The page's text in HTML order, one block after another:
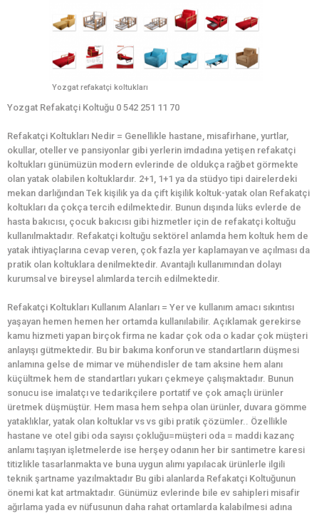
Yozgat refakatçi koltukları
Yozgat Refakatçi Koltuğu 0 542 251 11 70
Refakatçi Koltukları Nedir = Genellikle hastane, misafirhane, yurtlar,
okullar, oteller ve pansiyonlar gibi yerlerin imdadına yetişen refakatçi
koltukları günümüzün modern evlerinde de oldukça rağbet görmekte
olan yatak olabilen koltuklardır. 2+1, 1+1 ya da stüdyo tipi dairelerdeki
mekan darlığından Tek kişilik ya da çift kişilik koltuk-yatak olan Refakatçi
koltukları da çokça tercih edilmektedir. Bunun dışında lüks evlerde de
hasta bakıcısı, çocuk bakıcısı gibi hizmetler için de refakatçi koltuğu
kullanılmaktadır. Refakatçi koltuğu sektörel anlamda hem koltuk hem de
yatak ihtiyaçlarına cevap veren, çok fazla yer kaplamayan ve açılması da
pratik olan koltuklara denilmektedir. Avantajlı kullanımından dolayı
kurumsal ve bireysel alımlarda tercih edilmektedir.
Refakatçi Koltukları Kullanım Alanları = Yer ve kullanım amacı sıkıntısı
yaşayan hemen hemen her ortamda kullanılabilir. Açıklamak gerekirse
kamu hizmeti yapan birçok firma ne kadar çok oda o kadar çok müşteri
anlayışı gütmektedir. Bu bir bakıma konforun ve standartların düşmesi
anlamına gelse de mimar ve mühendisler de tam aksine hem alanı
küçültmek hem de standartları yukarı çekmeye çalışmaktadır. Bunun
sonucu ise imalatçı ve tedarikçilere portatif ve çok amaçlı ürünler
üretmek düşmüştür. Hem masa hem sehpa olan ürünler, duvara gömme
yataklıklar, yatak olan koltuklar vs vs gibi pratik çözümler.. Özellikle
hastane ve otel gibi oda sayısı çokluğu=müşteri oda = maddi kazanç
anlamı taşıyan işletmelerde ise herşey odanın her bir santimetre karesi
titizlikle tasarlanmakta ve buna uygun alımı yapılacak ürünlerle ilgili
teknik şartname yazılmaktadır Bu gibi alanlarda Refakatçi Koltuğunun
önemi kat kat artmaktadır. Günümüz evlerinde bile ev sahipleri misafir
ağırlama yada ev nüfusunun daha rahat ortamlarda kalabilmesi adına